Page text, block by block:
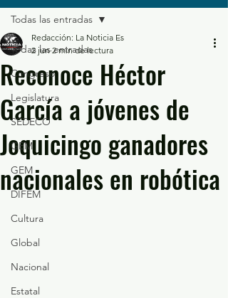
Todas las entradas
Congreso
Legislatura
SEDECO
GEM
GEM
DIFEM
Cultura
Global
Nacional
Estatal
Todas las entradas
Reconoce Héctor
García a jóvenes de
Joquicingo ganadores
nacionales en robótica
Redacción: La Noticia Es
2 jun 2 min de lectura